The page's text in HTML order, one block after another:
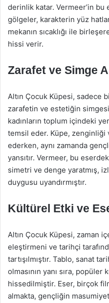
derinlik katar. Vermeer’in bu
gölgeler, karakterin yüz
mekanın sıcaklığı ile
hissi verir.
Zarafet ve Simge
Altın Çocuk Küpesi, sadece
zarafetin ve estetiğin
kadınların toplum içindeki
temsil eder. Küpe,
ederken, aynı zamanda
yansıtır. Vermeer, bu
simetri ve denge yaratmış,
duygusu uyandırmıştır.
Kültürel Etki ve
Altın Çocuk Küpesi, zaman
eleştirmeni ve tarihçi
tartışılmıştır. Tablo, sanat
olmasının yanı sıra,
hissedilmiştir. Eser, birçok
almakta, gençliğin